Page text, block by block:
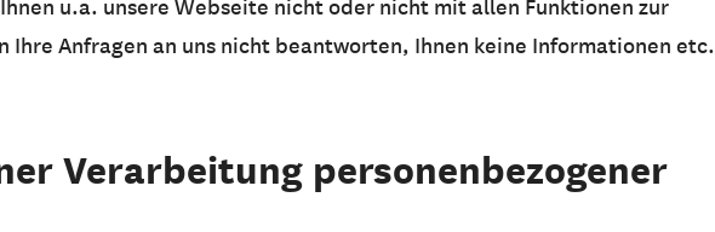
u.a. unsere Webseite nicht oder nicht mit allen Funktionen zur
Ihre Anfragen an uns nicht beantworten, Ihnen keine Informationen etc.
Verarbeitung personenbezogener